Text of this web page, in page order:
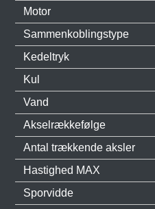
Motor
Sammenkoblingstype
Kedeltryk
Kul
Vand
Akselrækkefølge
Antal trækkende aksler
Hastighed MAX
Sporvidde